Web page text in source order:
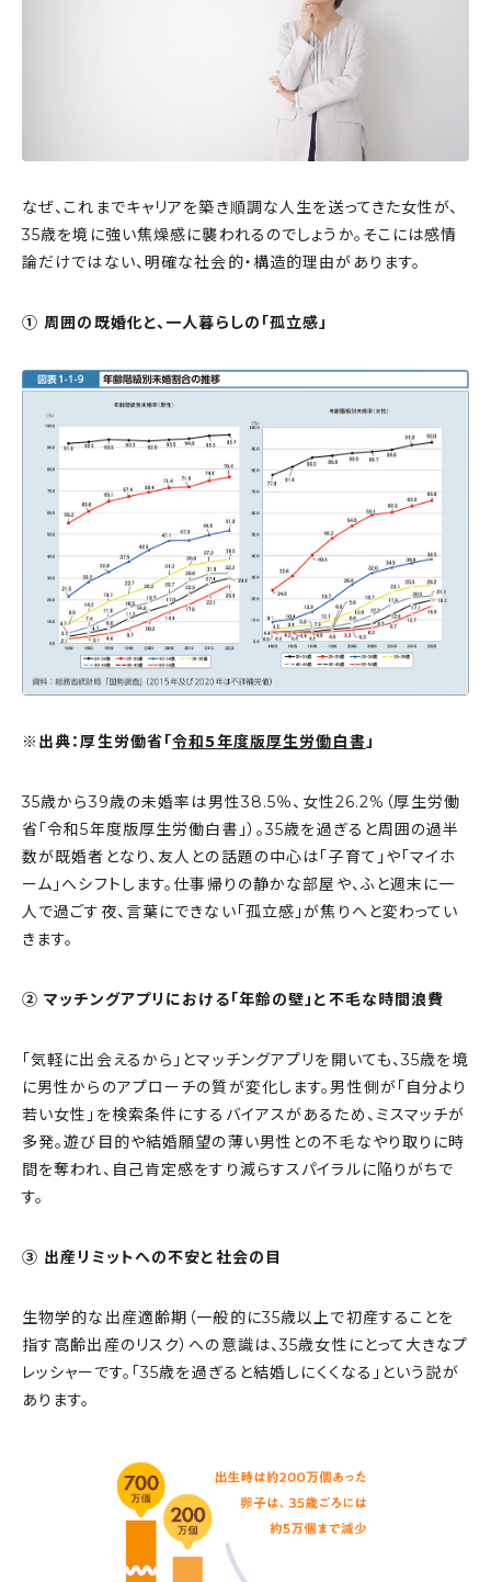
なぜ、これまでキャリアを築き順調な人生を送ってきた女性が、
35歳を境に強い焦燥感に襲われるのでしょうか。そこには感情
論だけではない、明確な社会的・構造的理由があります。
① 周囲の既婚化と、一人暮らしの「孤立感」
※出典：厚生労働省「令和5年度版厚生労働白書」
35歳から39歳の未婚率は男性38.5％、女性26.2%（厚生労働
省「令和5年度版厚生労働白書」）。35歳を過ぎると周囲の過半
数が既婚者となり、友人との話題の中心は「子育て」や「マイホ
ーム」へシフトします。仕事帰りの静かな部屋や、ふと週末に一
人で過ごす夜、言葉にできない「孤立感」が焦りへと変わってい
きます。
② マッチングアプリにおける「年齢の壁」と不毛な時間浪費
「気軽に出会えるから」とマッチングアプリを開いても、35歳を境
に男性からのアプローチの質が変化します。男性側が「自分より
若い女性」を検索条件にするバイアスがあるため、ミスマッチが
多発。遊び目的や結婚願望の薄い男性との不毛なやり取りに時
間を奪われ、自己肯定感をすり減らすスパイラルに陥りがちで
す。
③ 出産リミットへの不安と社会の目
生物学的な出産適齢期（一般的に35歳以上で初産することを
指す高齢出産のリスク）への意識は、35歳女性にとって大きなプ
レッシャーです。「35歳を過ぎると結婚しにくくなる」という説が
あります。